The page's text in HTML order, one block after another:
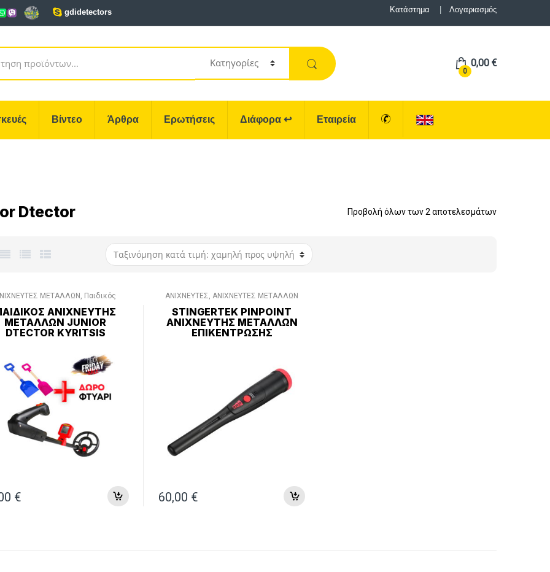
gdidetectors Κατάστημα Λογαριασμός
0
0,00 €
Βίντεο Άρθρα Ερωτήσεις Διάφορα ↩ Εταιρεία
Dtector Προβολή όλων των 2 αποτελεσμάτων
ΜΕΤΑΛΛΩΝ Παιδικός
ΑΝΙΧΝΕΥΤΉΣ
ΜΕΤΆΛΛΩΝ JUNIOR
DTECTOR KYRITSIS
€
ΑΝΙΧΝΕΥΤΕΣ
ΑΝΙΧΝΕΥΤΕΣ ΜΕΤΑΛΛΩΝ
STINGERTEK PINPOINT
ΑΝΙΧΝΕΥΤΉΣ ΜΕΤΆΛΛΩΝ
ΕΠΙΚΈΝΤΡΩΣΗΣ
60,00 €